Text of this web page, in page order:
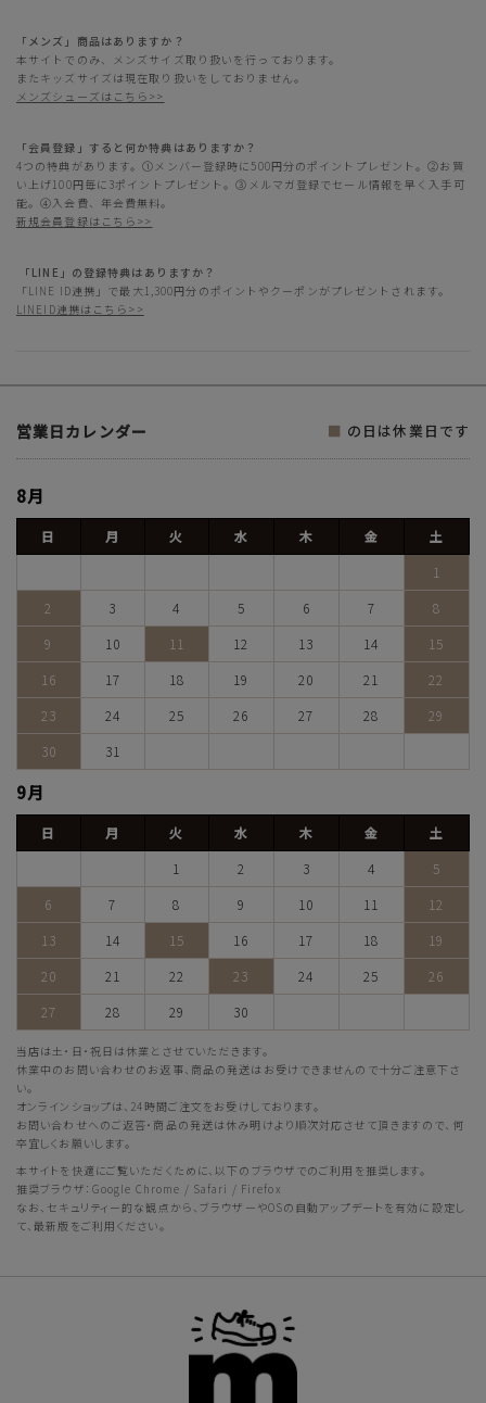
「メンズ」商品はありますか？
本サイトでのみ、メンズサイズ取り扱いを行っております。
またキッズサイズは現在取り扱いをしておりません。
メンズシューズはこちら>>
「会員登録」すると何か特典はありますか？
4つの特典があります。①メンバー登録時に500円分のポイントプレゼント。②お買
い上げ100円毎に3ポイントプレゼント。③メルマガ登録でセール情報を早く入手可
能。④入会費、年会費無料。
新規会員登録はこちら>>
「LINE」の登録特典はありますか？
「LINE ID連携」で最大1,300円分のポイントやクーポンがプレゼントされます。
LINEID連携はこちら>>
営業日カレンダー ■ の日は休業日です
8月
日 月 火 水 木 金
土
1
2
3 4 5 6 7
8
9
10 11 12 13 14
15
16
17 18 19 20 21
22
23
24 25 26 27 28
29
30
31
9月
日 月 火 水 木 金
土
1
2 3 4
5
6
7 8 9 10 11
12
13
14 15 16 17 18
19
20
21 22 23 24 25
26
27
28 29 30
当店は土・日・祝日は休業とさせていただきます。
休業中のお問い合わせのお返事、商品の発送はお受けできませんので十分ご注意下さ
い。
オンラインショップは、24時間ご注文をお受けしております。
お問い合わせへのご返答・商品の発送は休み明けより順次対応させて頂きますので、何
卒宜しくお願いします。
本サイトを快適にご覧いただくために、以下のブラウザでのご利用を推奨します。
推奨ブラウザ：Google Chrome / Safari / Firefox
なお、セキュリティー的な観点から、ブラウザーやOSの自動アップデートを有効に設定し
て、最新版をご利用ください。